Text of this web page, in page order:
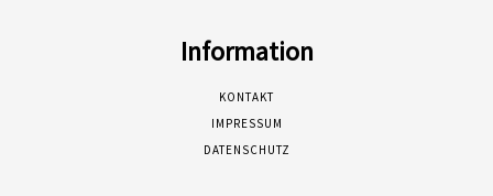
Information
KONTAKT
IMPRESSUM
DATENSCHUTZ